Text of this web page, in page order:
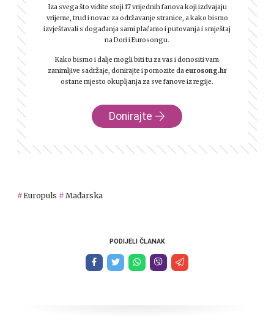
Iza svega što vidite stoji 17 vrijednih fanova koji izdvajaju
vrijeme, trud i novac za održavanje stranice, a kako bismo
izvještavali s događanja sami plaćamo i putovanja i smještaj
na Dori i Eurosongu.
Kako bismo i dalje mogli biti tu za vas i donositi vam
zanimljive sadržaje, donirajte i pomozite daeurosong.hr
ostane mjesto okupljanja za sve fanove iz regije.
Donirajte
Europuls Mađarska
PODIJELI ČLANAK